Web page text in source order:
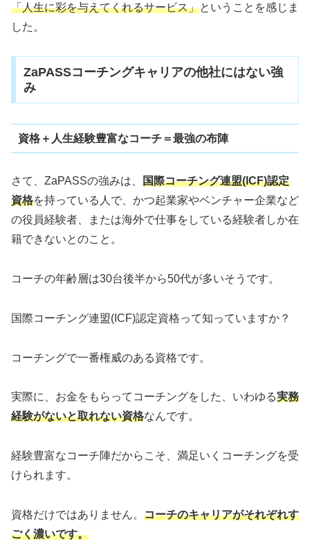
「人生に彩を与えてくれるサービス」ということを感じま
した。
ZaPASSコーチングキャリアの他社にはない強
み
資格＋人生経験豊富なコーチ＝最強の布陣
さて、ZaPASSの強みは、 国際コーチング連盟(ICF)認定
資格を持っている人で、かつ起業家やベンチャー企業など
の役員経験者、または海外で仕事をしている経験者しか在
籍できないとのこと。
コーチの年齢層は30台後半から50代が多いそうです。
国際コーチング連盟(ICF)認定資格って知っていますか？
コーチングで一番権威のある資格です。
実際に、お金をもらってコーチングをした、いわゆる実務
経験がないと取れない資格なんです。
経験豊富なコーチ陣だからこそ、満足いくコーチングを受
けられます。
資格だけではありません。 コーチのキャリアがそれぞれす
ごく濃いです。